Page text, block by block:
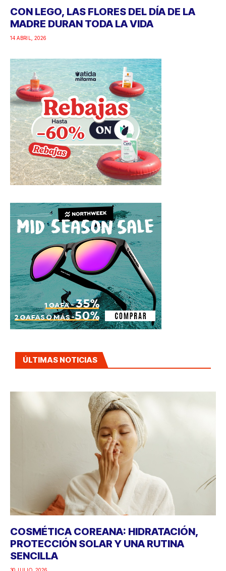
CON LEGO, LAS FLORES DEL DÍA DE LA
MADRE DURAN TODA LA VIDA
14 ABRIL, 2026
ÚLTIMAS NOTICIAS
COSMÉTICA COREANA: HIDRATACIÓN,
PROTECCIÓN SOLAR Y UNA RUTINA
SENCILLA